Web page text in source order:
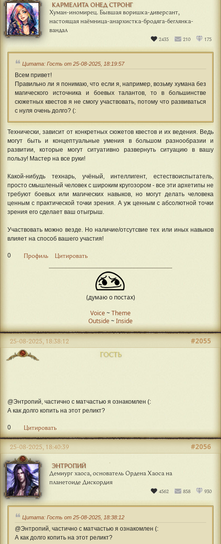
КАРМЕЛИТА ОНЕД СТРОНГ
Хуман-иномирец. Бывшая воришка-диверсант,
настоящая наёмница-анархистка-бродяга-беглянка-
вандал
2435 210 175
Цитата: Гость от 25-08-2025, 18:19:57
Всем привет!
Правильно ли я понимаю, что если я, например, возьму хумана без
магического источника и боевых талантов, то в большинстве
сюжетных квестов я не смогу участвовать, потому что развиваться
с нуля очень долго? (:
Технически, зависит от конкретных сюжетов квестов и их ведения. Ведь
могут быть и концептуальные умения в большом разнообразии и
развитии, которые могут ситуативно развернуть ситуацию в вашу
пользу! Мастер на все руки!
Какой-нибудь технарь, учёный, интеллигент, естествоиспытатель,
просто смышленый человек с широким кругозором - все эти архетипы не
требуют боевых или магических навыков, но могут делать человека
ценным с практической точки зрения. А уж ценным с абсолютной точки
зрения его сделает ваш отыгрыш.
Участвовать можно везде. Но наличие/отсутсвие тех или иных навыков
влияет на способ вашего участия!
0 Профиль Цитировать
(думаю о постах)
Voice~Theme
Outside~Inside
ГОСТЬ
#2055
25-08-2025, 18:38:12
@Энтропий, частично с матчастью я ознакомлен (:
А как долго копить на этот реликт?
0 Цитировать
ЭНТРОПИЙ
Демиург хаоса, основатель Ордена Хаоса на
планетоиде Дискордия
4562 858 930
#2056
25-08-2025, 18:40:39
Цитата: Гость от 25-08-2025, 18:38:12
@Энтропий, частично с матчастью я ознакомлен (:
А как долго копить на этот реликт?